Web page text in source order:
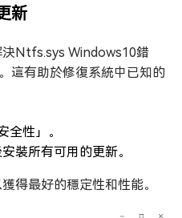
新
Ntfs.sys Windows10錯
這有助於修復系統中已知的
全性」。
裝所有可用的更新。
得最好的穩定性和性能。